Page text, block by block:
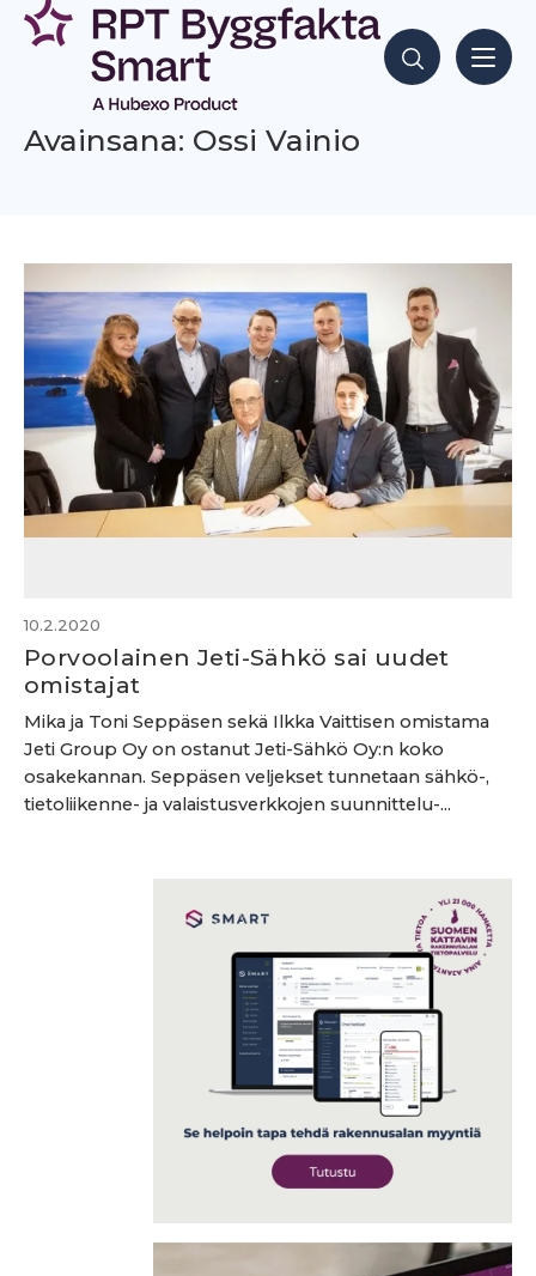
Siirry
sisältöön
Hae sisältöjä
Avainsana: Ossi Vainio
10.2.2020
Porvoolainen Jeti-Sähkö sai uudet
omistajat
Mika ja Toni Seppäsen sekä Ilkka Vaittisen omistama
Jeti Group Oy on ostanut Jeti-Sähkö Oy:n koko
osakekannan. Seppäsen veljekset tunnetaan sähkö-,
tietoliikenne- ja valaistusverkkojen suunnittelu-...